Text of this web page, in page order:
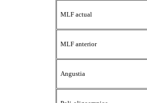
MLF actual
MLF anterior
Angustia